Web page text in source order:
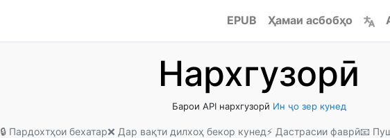
EPUB Ҳамаи асбобҳо
Нархгузорӣ
Барои API нархгузорӣ Ин ҷо зер кунед
🔒 Пардохтҳои бехатар❌ Дар вақти дилхоҳ бекор кунед ⚡ Дастрасии фаврӣ📧